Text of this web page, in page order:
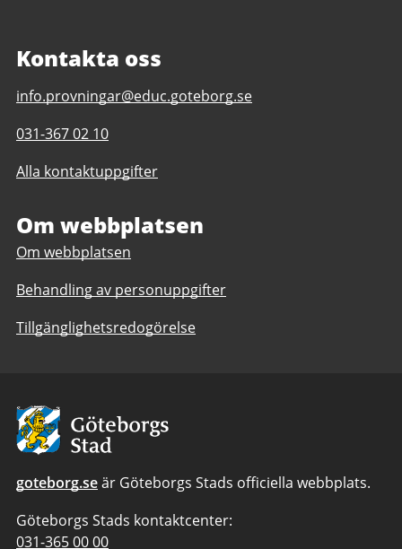
Kontakta oss
E-
till
Prövningsenheten
info.provningar@educ.goteborg.se
Telefonnummer
Prövningsenheten
031-367 02 10
Alla kontaktuppgifter
Om webbplatsen
Om webbplatsen
Behandling av personuppgifter
Tillgänglighetsredogörelse
Avsändare:
Göteborgs
Stad
goteborg.seär Göteborgs Stads officiella webbplats.
Göteborgs Stads kontaktcenter:
Telefonnummer
031-365 00 00